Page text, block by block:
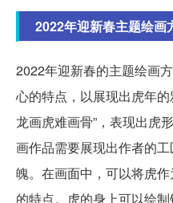
2022年迎新春主题绘画
2022年迎新春的主题绘画
心的特点，以展现出虎年
龙画虎难画骨”，表现出虎
画作品需要展现出作者的
魄。在画面中，可以将虎
的特点。虎的身上可以绘